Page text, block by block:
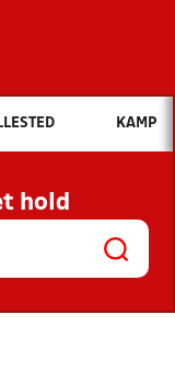
vil du søge efter?
OG NYHEDER
OG
KAMP
hold